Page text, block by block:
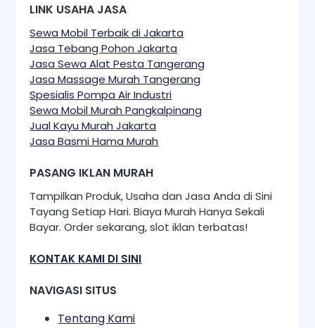
LINK USAHA JASA
Sewa Mobil Terbaik di Jakarta
Jasa Tebang Pohon Jakarta
Jasa Sewa Alat Pesta Tangerang
Jasa Massage Murah Tangerang
Spesialis Pompa Air Industri
Sewa Mobil Murah Pangkalpinang
Jual Kayu Murah Jakarta
Jasa Basmi Hama Murah
PASANG IKLAN MURAH
Tampilkan Produk, Usaha dan Jasa Anda di Sini
Tayang Setiap Hari. Biaya Murah Hanya Sekali
Bayar. Order sekarang, slot iklan terbatas!
KONTAK KAMI DI SINI
NAVIGASI SITUS
Tentang Kami